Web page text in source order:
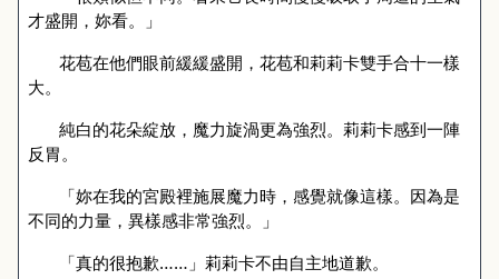
才盛開，妳看。」
花苞在他們眼前緩緩盛開，花苞和莉莉卡雙手合十一樣
大。
純白的花朵綻放，魔力旋渦更為強烈。莉莉卡感到一陣
反胃。
「妳在我的宮殿裡施展魔力時，感覺就像這樣。因為是
不同的力量，異樣感非常強烈。」
「真的很抱歉……」莉莉卡不由自主地道歉。